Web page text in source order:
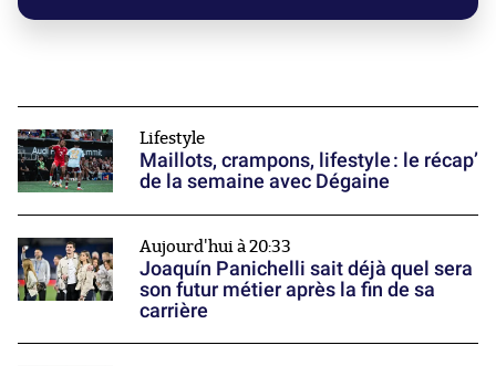
Lifestyle
Maillots, crampons, lifestyle : le récap’
de la semaine avec Dégaine
Aujourd'hui à 20:33
Joaquín Panichelli sait déjà quel sera
son futur métier après la fin de sa
carrière